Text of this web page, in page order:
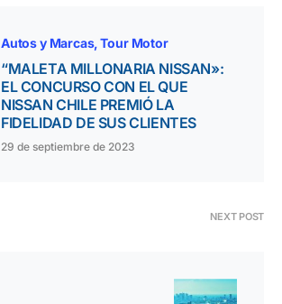
Autos y Marcas Tour Motor
“MALETA MILLONARIA NISSAN»:
EL CONCURSO CON EL QUE
NISSAN CHILE PREMIÓ LA
FIDELIDAD DE SUS CLIENTES
29 de septiembre de 2023
NEXT POST